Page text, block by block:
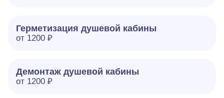
Герметизация душевой кабины
от 1200 ₽
Демонтаж душевой кабины
от 1200 ₽